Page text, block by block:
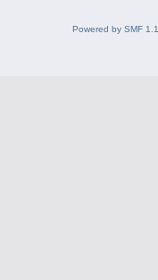
Powered by SMF